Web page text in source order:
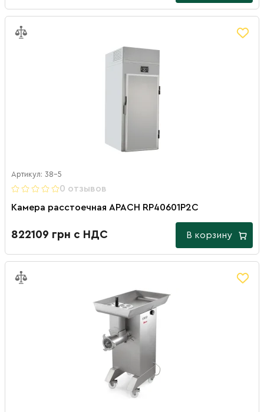
Артикул: 38-5
0 отзывов
Камера расстоечная APACH RP40601P2C
822109 грн с НДС В корзину